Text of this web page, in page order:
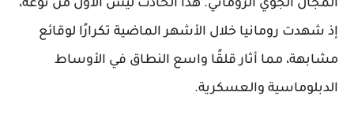
المجال الجوي الروماني. هذا الحادث ليس الأول من نوعه،
إذ شهدت رومانيا خلال الأشهر الماضية تكرارًا لوقائع
مشابهة، مما أثار قلقًا واسع النطاق في الأوساط
الدبلوماسية والعسكرية.